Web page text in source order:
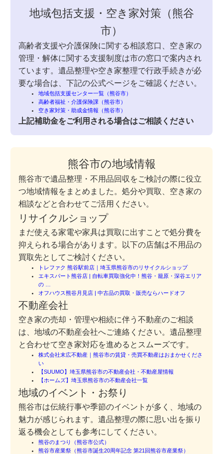
地域包括支援・空き家対策（熊谷
市）
高齢者支援や介護保険に関する相談窓口、空き家の
管理・解体に関する支援制度は市の窓口で案内され
ています。遺品整理や空き家整理で行政手続きが必
要な場合は、下記の公式ページをご確認ください。
地域包括支援センター一覧（熊谷市）
高齢者福祉・介護保険課（熊谷市）
空き家対策・助成金情報（熊谷市）
上記補助金をご利用される場合はご相談ください
熊谷市の地域情報
熊谷市で遺品整理・不用品回収をご検討の際に役立
つ地域情報をまとめました。処分や買取、空き家の
相談などと合わせてご活用ください。
リサイクルショップ
まだ使える家電や家具は買取に出すことで処分費を
抑えられる場合があります。以下の店舗は不用品の
買取先としてご検討ください。
トレファク 熊谷駅前店｜埼玉県熊谷市のリサイクルショップ
エキスパート熊谷店 | 自転車買取強化中！熊谷・籠原・深谷エリア
の …
オフハウス熊谷月見店 | 中古品の買取・販売ならハードオフ
不動産会社
空き家の売却・管理や相続に伴う不動産のご相談
は、地域の不動産会社へご連絡ください。遺品整理
と合わせて空き家対応を進めるとスムーズです。
株式会社末広不動産｜熊谷市の賃貸・売買不動産はおまかせくださ
い
【SUUMO】埼玉県熊谷市の不動産会社・不動産屋情報
【ホームズ】埼玉県熊谷市の不動産会社一覧
地域のイベント・お祭り
熊谷市は伝統行事や季節のイベントが多く、地域の
魅力が感じられます。遺品整理の際に思い出を振り
返る機会としても参考にしてください。
熊谷のまつり（熊谷市公式）
熊谷市産業祭（熊谷市誕生20周年記念 第21回熊谷市産業祭）